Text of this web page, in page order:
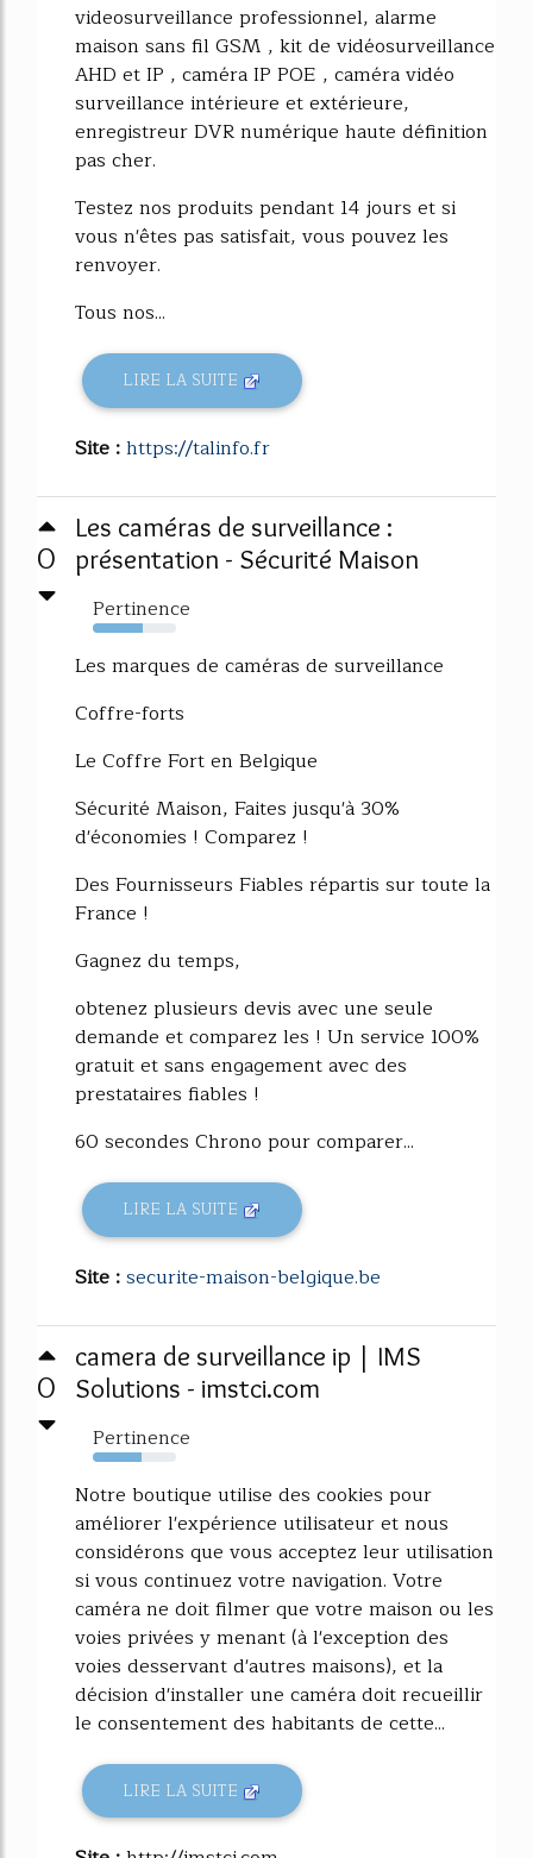
videosurveillance professionnel, alarme
maison sans fil GSM , kit de vidéosurveillance
AHD et IP , caméra IP POE , caméra vidéo
surveillance intérieure et extérieure,
enregistreur DVR numérique haute définition
pas cher.
Testez nos produits pendant 14 jours et si
vous n'êtes pas satisfait, vous pouvez les
renvoyer.
Tous nos...
LIRE LA SUITE
Site :https://talinfo.fr
0
Les caméras de surveillance :
présentation - Sécurité Maison
Pertinence
60%
Les marques de caméras de surveillance
Coffre-forts
Le Coffre Fort en Belgique
Sécurité Maison, Faites jusqu'à 30%
d'économies ! Comparez !
Des Fournisseurs Fiables répartis sur toute la
France !
Gagnez du temps,
obtenez plusieurs devis avec une seule
demande et comparez les ! Un service 100%
gratuit et sans engagement avec des
prestataires fiables !
60 secondes Chrono pour comparer...
LIRE LA SUITE
Site :securite-maison-belgique.be
0
camera de surveillance ip | IMS
Solutions - imstci.com
Pertinence
59%
Notre boutique utilise des cookies pour
améliorer l'expérience utilisateur et nous
considérons que vous acceptez leur utilisation
si vous continuez votre navigation. Votre
caméra ne doit filmer que votre maison ou les
voies privées y menant (à l'exception des
voies desservant d'autres maisons), et la
décision d'installer une caméra doit recueillir
le consentement des habitants de cette...
LIRE LA SUITE